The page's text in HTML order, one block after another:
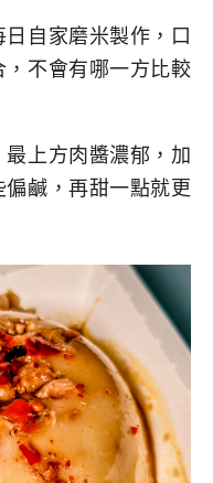
日自家磨米製作，口
不會有哪一方比較
上方肉醬濃郁，加
鹹，再甜一點就更